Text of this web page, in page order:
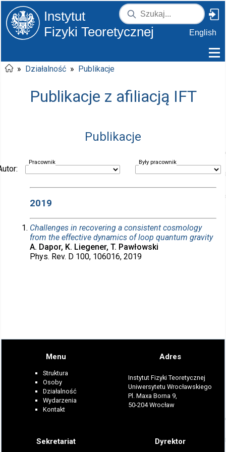
Instytut
Fizyki Teoretycznej
English
» Działalność » Publikacje
Publikacje z afiliacją IFT
Publikacje
Pracownik Były pracownik
2019
Challenges in recovering a consistent cosmology
from the effective dynamics of loop quantum gravity
A. Dapor, K. Liegener, T. Pawłowski
Phys. Rev. D 100, 106016, 2019
Menu
Struktura
Osoby
Działalność
Wydarzenia
Kontakt
Adres
Instytut Fizyki Teoretycznej
Uniwersytetu Wrocławskiego
Pl. Maxa Borna 9,
50-204 Wrocław
Sekretariat Dyrektor